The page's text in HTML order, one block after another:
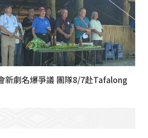
新劇名爆爭議 團隊8/7赴Tafalong